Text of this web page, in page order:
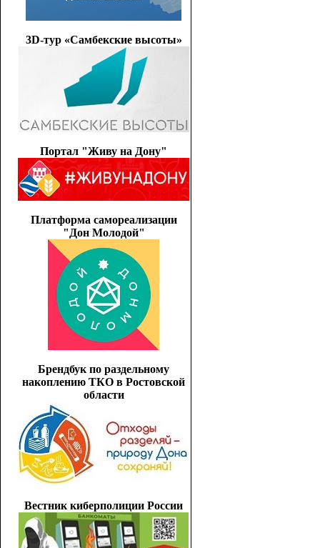
3D-тур «Самбекские высоты»
Портал "Живу на Дону"
Платформа самореализации
"Дон Молодой"
Брендбук по раздельному
накоплению ТКО в Ростовской
области
Вестник киберполиции России